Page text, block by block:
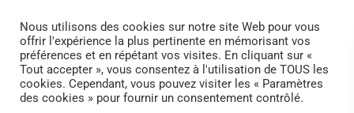
search menu
Nous utilisons des cookies sur notre site Web pour vous
offrir l'expérience la plus pertinente en mémorisant vos
préférences et en répétant vos visites. En cliquant sur «
Tout accepter », vous consentez à l'utilisation de TOUS les
cookies. Cependant, vous pouvez visiter les « Paramètres
des cookies » pour fournir un consentement contrôlé.